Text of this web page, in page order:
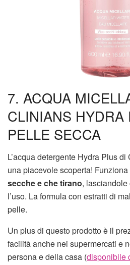
7. ACQUA
CLINIANS HYDRA
PELLE SECCA
L’acqua detergente Hydra Plus
una piacevole scoperta!
secche e che tirano,
l’uso. La formula con estratti di
pelle.
Un plus di questo prodotto è il
facilità anche nei supermercati e
persona e della casa (disponibile